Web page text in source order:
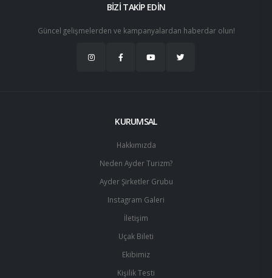
BİZİ TAKİP EDİN
Güncel gelişmelerden ve kampanyalardan haberdar olun!
KURUMSAL
Hakkımızda
Neden Ayder Turizm?
Ayder Şirketler Grubu
Instagram Galeri
İletişim
Uçak Bileti
Ekibimiz
Kişilik Testi